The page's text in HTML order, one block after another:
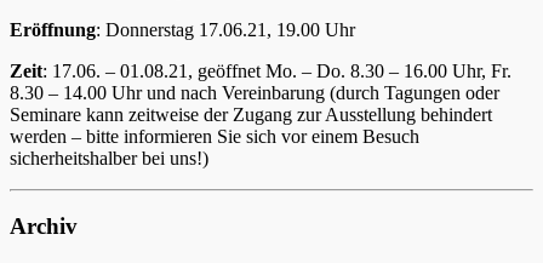
Eröffnung: Donnerstag 17.06.21, 19.00 Uhr
Zeit: 17.06. – 01.08.21, geöffnet Mo. – Do. 8.30 – 16.00 Uhr, Fr.
8.30 – 14.00 Uhr und nach Vereinbarung (durch Tagungen oder
Seminare kann zeitweise der Zugang zur Ausstellung behindert
werden – bitte informieren Sie sich vor einem Besuch
sicherheitshalber bei uns!)
Archiv